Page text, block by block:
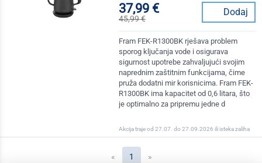
37,99 €
45,99 €
Dodaj
Fram FEK-R1300BK rješava problem
sporog ključanja vode i osigurava
sigurnost upotrebe zahvaljujući svojim
naprednim zaštitnim funkcijama, čime
pruža dodatni mir korisnicima. Fram FEK-
R1300BK ima kapacitet od 0,6 litara, što
je optimalno za pripremu jedne d
Akcija traje od 27.07. do 27.09.2026 ili isteka zaliha
« 1 (current)
»